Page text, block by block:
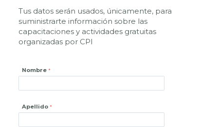
Tus datos serán usados, únicamente, para
suministrarte información sobre las
capacitaciones y actividades gratuitas
organizadas por CPI
Nombre
Apellido